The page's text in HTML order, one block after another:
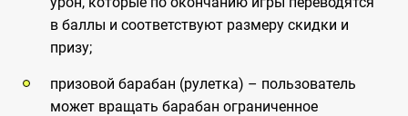
в баллы и соответствуют размеру скидки и
призу;
призовой барабан (рулетка) – пользователь
может вращать барабан ограниченное